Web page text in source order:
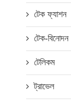
টেক ফ্যাশন
টেক-বিনোদন
টেলিকম
ট্রাভেল